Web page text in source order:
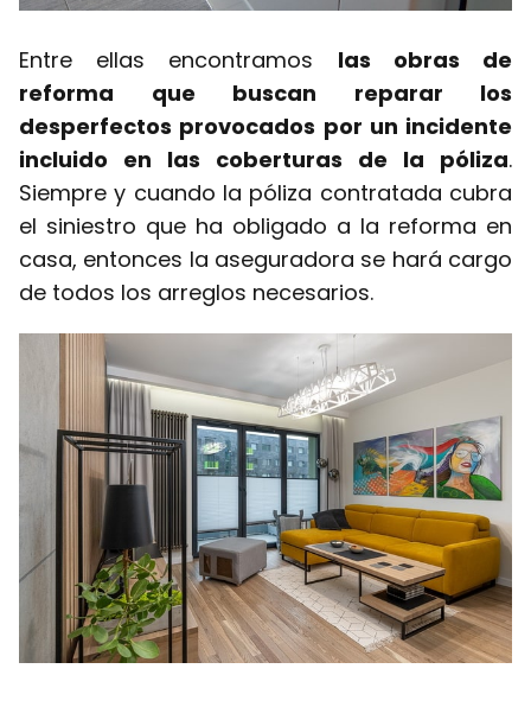
Entre ellas encontramos las obras de
reforma que buscan reparar los
desperfectos provocados por un incidente
incluido en las coberturas de la póliza.
Siempre y cuando la póliza contratada cubra
el siniestro que ha obligado a la reforma en
casa, entonces la aseguradora se hará cargo
de todos los arreglos necesarios.